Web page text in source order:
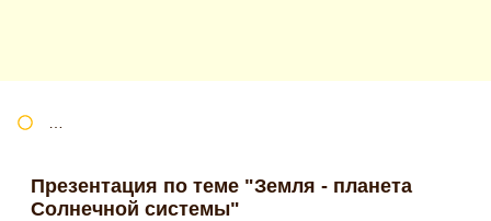
Презентация по теме "Земля - планета
Солнечной системы"